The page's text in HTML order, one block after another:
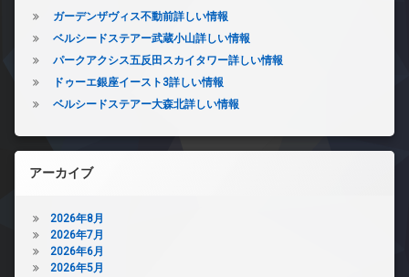
ガーデンザヴィス不動前詳しい情報
ベルシードステアー武蔵小山詳しい情報
パークアクシス五反田スカイタワー詳しい情報
ドゥーエ銀座イースト3詳しい情報
ベルシードステアー大森北詳しい情報
アーカイブ
2026年8月
2026年7月
2026年6月
2026年5月